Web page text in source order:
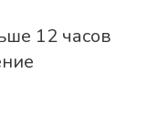
12 часов